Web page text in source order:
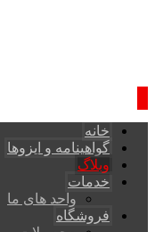
خانه
گواهینامه و ایزوها
وبلاگ
خدمات
واحد های ما
فروشگاه